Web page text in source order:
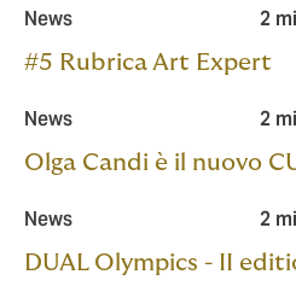
News 2
#5 Rubrica Art Expert
News 2
Olga Candi è il nuovo
News 2
DUAL Olympics - II